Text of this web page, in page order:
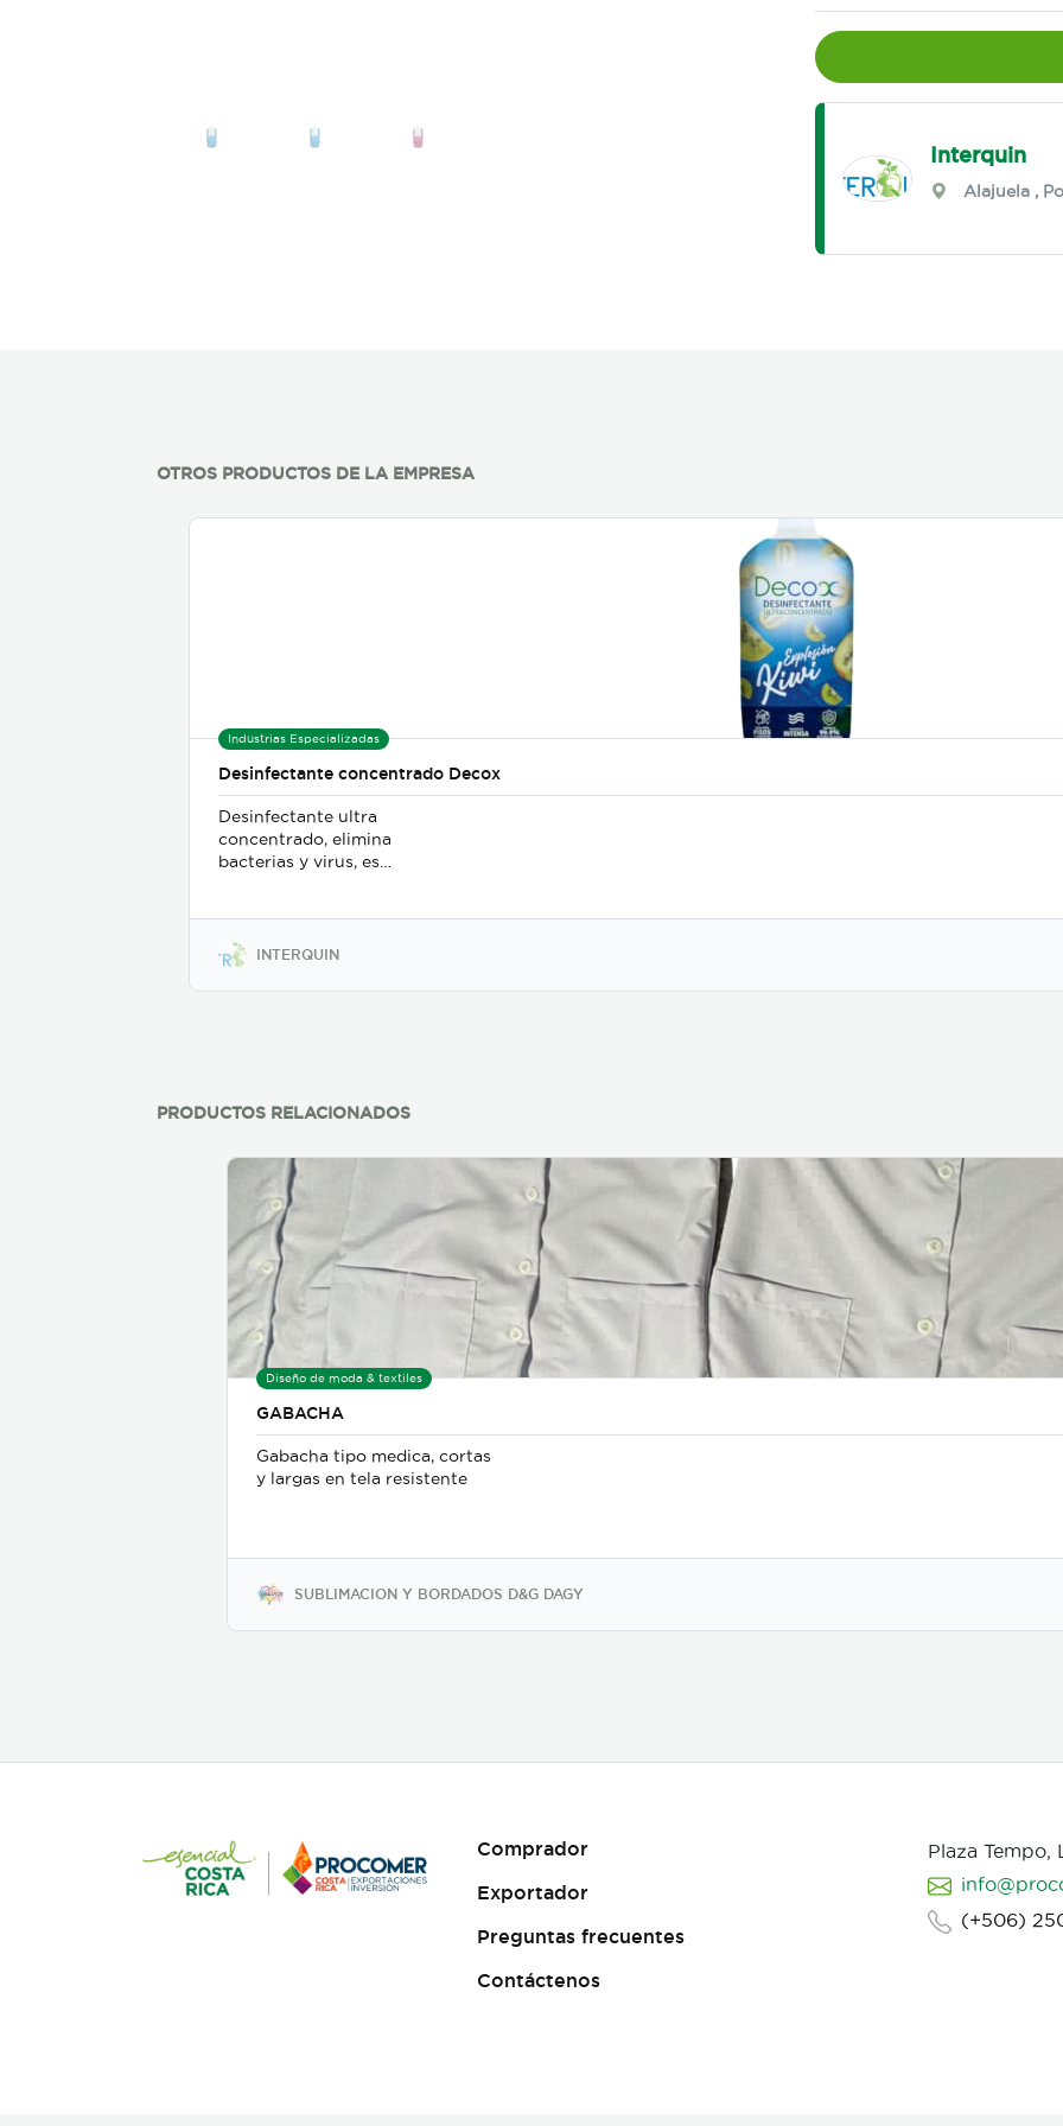
Interquin
Alajuela,
OTROS PRODUCTOS DE LA EMPRESA
Industrias Especializadas
Desinfectante concentrado Decox
Desinfectante ultra
concentrado, elimina
bacterias y virus, es
ingredientes activos de
intensos y duraderos. Valor
duraderos, disminución del
INTERQUIN
PRODUCTOS RELACIONADOS
Diseño de moda & textiles
GABACHA
Gabacha tipo medica, cortas
y largas en tela resistente
SUBLIMACION Y BORDADOS D&G DAGY
Comprador
Exportador
Preguntas frecuentes
Contáctenos
Plaza Tempo,
(+506)